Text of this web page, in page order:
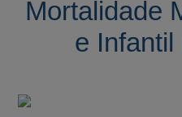
Mortalidade
e Infantil